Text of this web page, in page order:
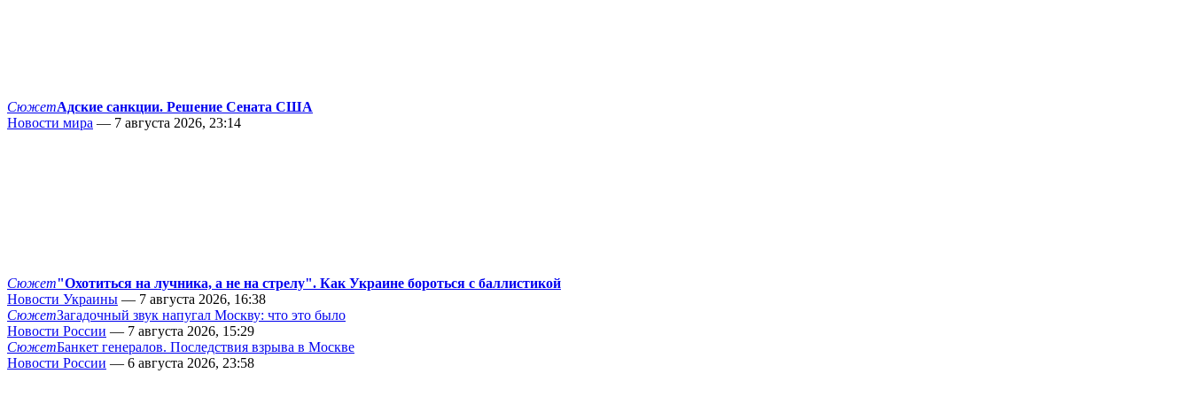
СюжетАдские санкции. Решение Сената США
Новости мира — 7 августа 2026, 23:14
Сюжет"Охотиться на лучника, а не на стрелу". Как Украине бороться с баллистикой
Новости Украины — 7 августа 2026, 16:38
СюжетЗагадочный звук напугал Москву: что это было
Новости России — 7 августа 2026, 15:29
СюжетБанкет генералов. Последствия взрыва в Москве
Новости России — 6 августа 2026, 23:58